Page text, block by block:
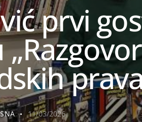
prvi
11/03/2026